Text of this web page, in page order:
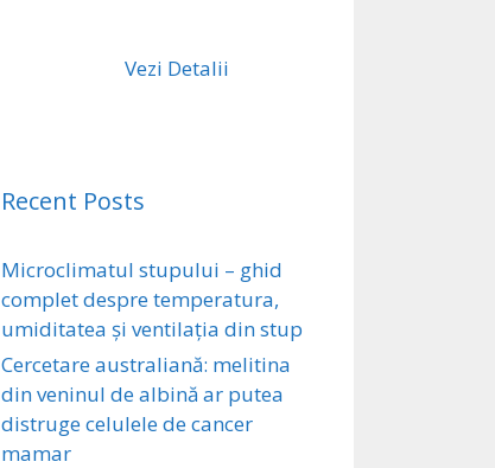
Vezi Detalii
Recent Posts
Microclimatul stupului – ghid
complet despre temperatura,
umiditatea și ventilația din stup
Cercetare australiană: melitina
din veninul de albină ar putea
distruge celulele de cancer
mamar